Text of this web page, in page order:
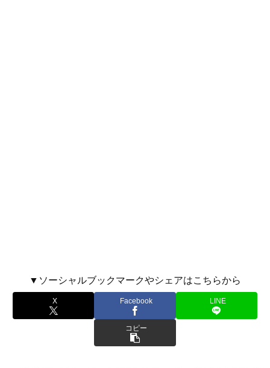
▼ソーシャルブックマークやシェアはこちらから
X Facebook LINE
コピー